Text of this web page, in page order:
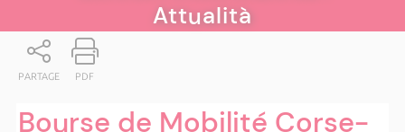
Attualità
PARTAGE PDF
Bourse de Mobilité Corse-